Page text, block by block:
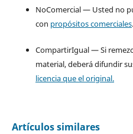
NoComercial — Usted no
con propósitos comerciales.
CompartirIgual — Si
material, deberá difundir
licencia que el original.
Artículos similares